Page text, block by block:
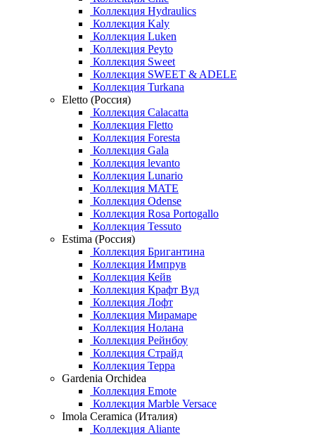
Коллекция Hydraulics
Коллекция Kaly
Коллекция Luken
Коллекция Peyto
Коллекция Sweet
Коллекция SWEET & ADELE
Коллекция Turkana
Eletto (Россия)
Коллекция Calacatta
Коллекция Fletto
Коллекция Foresta
Коллекция Gala
Коллекция levanto
Коллекция Lunario
Коллекция MATE
Коллекция Odense
Коллекция Rosa Portogallo
Коллекция Tessuto
Estima (Россия)
Коллекция Бригантина
Коллекция Импрув
Коллекция Кейв
Коллекция Крафт Вуд
Коллекция Лофт
Коллекция Мирамаре
Коллекция Нолана
Коллекция Рейнбоу
Коллекция Страйд
Коллекция Терра
Gardenia Orchidea
Коллекция Emote
Коллекция Marble Versace
Imola Ceramica (Италия)
Коллекция Aliante